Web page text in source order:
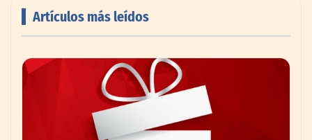
pisos deportivos para gimnasios en México
Artículos más leídos